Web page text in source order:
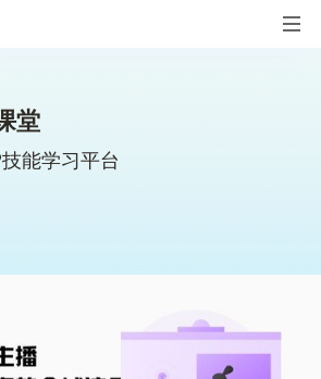
堂
能学习平台